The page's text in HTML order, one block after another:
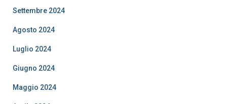
Settembre 2024
Agosto 2024
Luglio 2024
Giugno 2024
Maggio 2024